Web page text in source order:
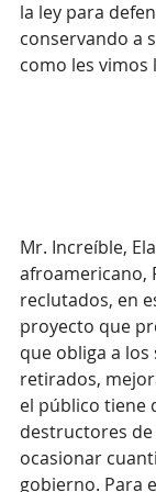
la ley para
conservando a
como les vimos
Mr. Increíble,
afroamericano,
reclutados, en
proyecto que
que obliga a
retirados,
el público tiene
destructores
ocasionar
gobierno. Para